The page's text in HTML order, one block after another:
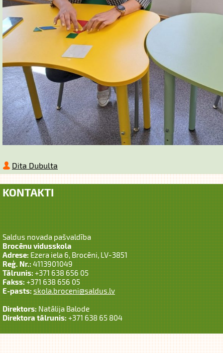
Dita Dubulta
KONTAKTI
Saldus novada pašvaldība
Brocēnu vidusskola
Adrese:Ezera iela 6, Brocēni, LV-3851
Reģ. Nr.:4113901049
Tālrunis:+371 638 656 05
Fakss:+371 638 656 05
E-pasts:skola.broceni@saldus.lv
Direktors:Natālija Balode
Direktora tālrunis:+371 638 65 804